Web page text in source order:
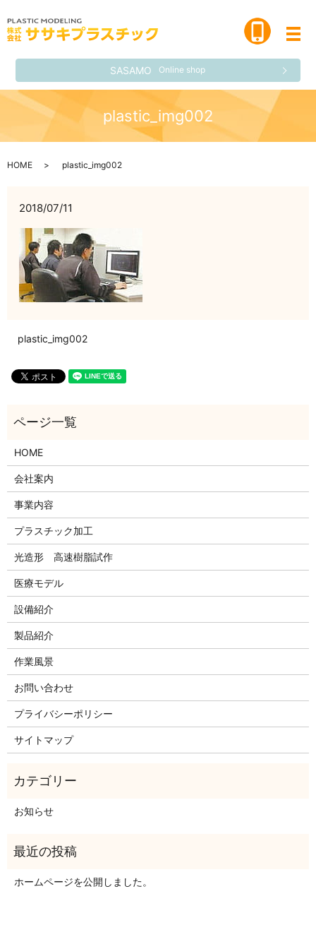
SASAMO Online shop
メ
plastic_img002
HOME plastic_img002
2018/07/11
plastic_img002
HOME
会社案内
事業内容
プラスチック加工
光造形 高速樹脂試作
医療モデル
設備紹介
製品紹介
作業風景
お問い合わせ
プライバシーポリシー
サイトマップ
お知らせ
ホームページを公開しました。